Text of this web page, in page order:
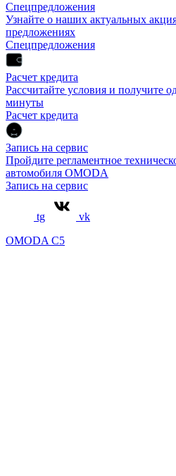
Спецпредложения
Узнайте о наших актуальных
предложениях
Спецпредложения
Расчет кредита
Рассчитайте условия и получите
минуты
Расчет кредита
Запись на сервис
Пройдите регламентное
автомобиля OMODA
Запись на сервис
tg
vk
OMODA C5